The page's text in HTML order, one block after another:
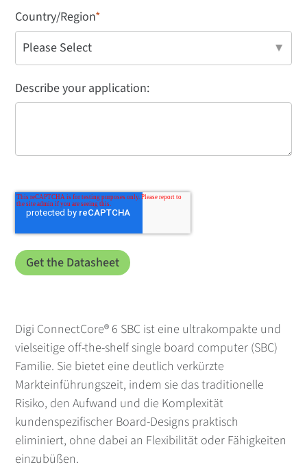
Country/Region*
Describe your application:
Digi ConnectCore® 6 SBC ist eine ultrakompakte und
vielseitige off-the-shelf single board computer (SBC)
Familie. Sie bietet eine deutlich verkürzte
Markteinführungszeit, indem sie das traditionelle
Risiko, den Aufwand und die Komplexität
kundenspezifischer Board-Designs praktisch
eliminiert, ohne dabei an Flexibilität oder Fähigkeiten
einzubüßen.